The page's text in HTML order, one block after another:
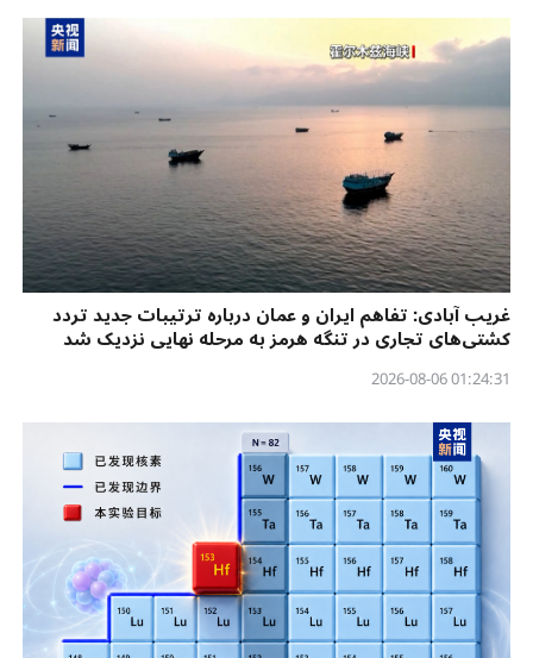
غریب آبادی: تفاهم ایران و عمان درباره ترتیبات جدید تردد
کشتی‌های تجاری در تنگه هرمز به مرحله نهایی نزدیک شد
01:24:31 2026-08-06